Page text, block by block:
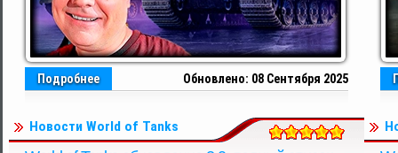
Обновлено: 08 Сентября 2025
Подробнее
Новости World of Tanks